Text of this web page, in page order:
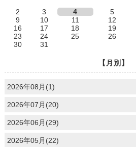
2
3 4 5
9
10 11 12
16
17 18 19
23
24 25 26
30
31
【月別】
2026年08月(1)
2026年07月(20)
2026年06月(29)
2026年05月(22)